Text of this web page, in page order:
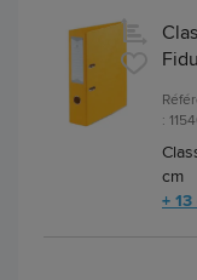
:
cm
+